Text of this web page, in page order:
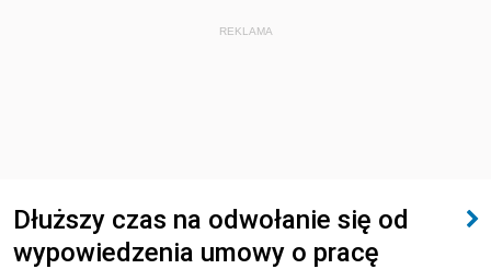
REKLAMA
Dłuższy czas na odwołanie się od
wypowiedzenia umowy o pracę